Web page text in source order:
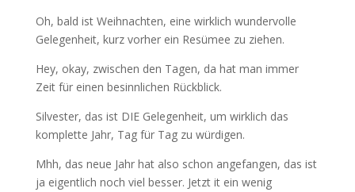
Oh, bald ist Weihnachten, eine wirklich wundervolle
Gelegenheit, kurz vorher ein Resümee zu ziehen.
Hey, okay, zwischen den Tagen, da hat man immer
Zeit für einen besinnlichen Rückblick.
Silvester, das ist DIE Gelegenheit, um wirklich das
komplette Jahr, Tag für Tag zu würdigen.
Mhh, das neue Jahr hat also schon angefangen, das ist
ja eigentlich noch viel besser. Jetzt it ein wenig